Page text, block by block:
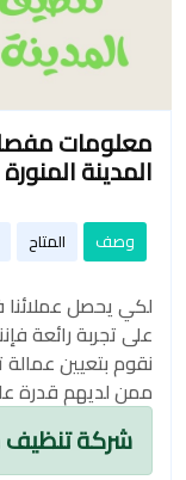
معلومات
المدينة المنورة
وصف المتاح
لكي يحصل عملائنا
على تجربة رائعة
نقوم بتعيين
ممن لديهم قدرة
شركة تنظيف